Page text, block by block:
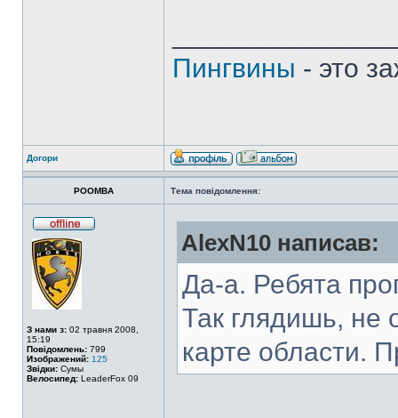
Пингвины - это
Догори
POOMBA Тема повідомлення:
З нами з: 02 травня 2008,
15:19
Повідомлень: 799
Изображений: 125
Звідки: Сумы
Велосипед: LeaderFox 09
AlexN10 написав:
Да-а. Ребята
Так глядишь, не
карте области.